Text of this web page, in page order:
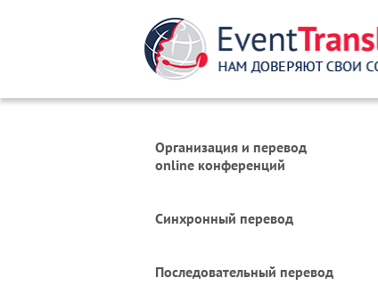
Организация и перевод
online конференций
Синхронный перевод
Последовательный перевод